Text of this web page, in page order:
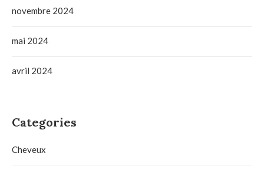
novembre 2024
mai 2024
avril 2024
Categories
Cheveux